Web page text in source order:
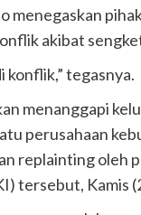
menegaskan
akibat
konflik,” tegasnya.
menanggapi
perusahaan
replainting oleh
tersebut, Kamis